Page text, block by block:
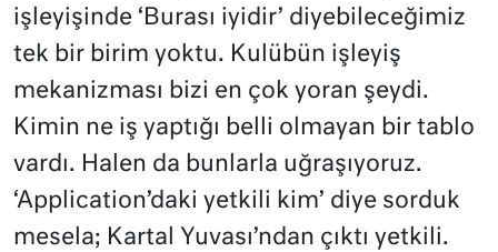
işleyişinde ‘Burası iyidir’ diyebileceğimiz
tek bir birim yoktu. Kulübün işleyiş
mekanizması bizi en çok yoran şeydi.
Kimin ne iş yaptığı belli olmayan bir tablo
vardı. Halen da bunlarla uğraşıyoruz.
‘Application’daki yetkili kim’ diye sorduk
mesela; Kartal Yuvası’ndan çıktı yetkili.